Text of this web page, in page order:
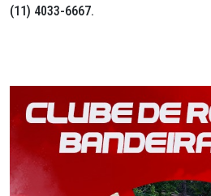
(11) 4033-6667.